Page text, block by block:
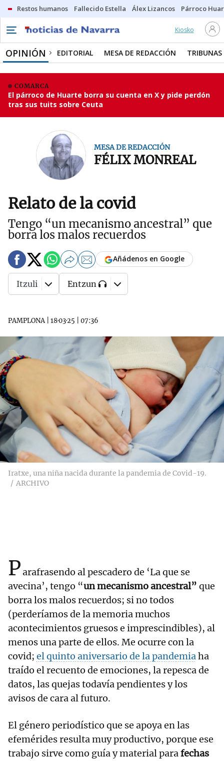
Restos humanos Fallecido Estella Álex Lizancos Párroco
Kiosko
OPINIÓN EDITORIAL MESA DE REDACCIÓN TRIBUNAS
COMARCA
El párroco de Huarte borra su cuenta en X y pide perdón
tras sus tuits sobre Ceuta
MESA DE REDACCIÓN
FÉLIX MONREAL
Relato de la covid
Tengo “un mecanismo ancestral” que
borra los malos recuerdos
PAMPLONA| 18·03·25 07:36
Añádenos en Google
Itzuli Entzun
Iratxe, una niña nacida durante la pandemia de Covid-19.
ARCHIVO
Parafrasendo al pescadero de ‘La que se
avecina’, tengo “un mecanismo ancestral” que
borra los malos recuerdos; si no todos
(perderíamos de la memoria muchos
acontecimientos gruesos e imprescindibles), al
menos una parte de ellos. Me ocurre con la
covid; el quinto aniversario de la pandemiaha
traído el recuento de emociones, la repesca de
datos, las quejas todavía pendientes y los
avisos de cara al futuro.
El género periodístico que se apoya en las
efemérides resulta muy productivo, porque ese
trabajo sirve como guía y material parafechas